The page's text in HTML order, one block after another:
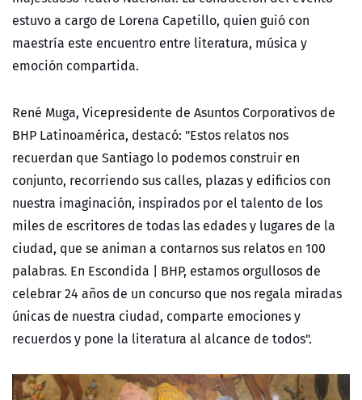
estuvo a cargo de Lorena Capetillo, quien guió con
maestría este encuentro entre literatura, música y
emoción compartida.
René Muga, Vicepresidente de Asuntos Corporativos de
BHP Latinoamérica, destacó: "Estos relatos nos
recuerdan que Santiago lo podemos construir en
conjunto, recorriendo sus calles, plazasy edificios con
nuestra imaginación, inspirados por el talento de los
miles de escritores de todas las edades y lugares de la
ciudad, que se animan a contarnos sus relatos en 100
palabras. En Escondida | BHP, estamos orgullosos de
celebrar24 años de un concurso que nos regala miradas
únicas de nuestra ciudad, comparte emociones y
recuerdosy pone la literatura al alcance de todos".